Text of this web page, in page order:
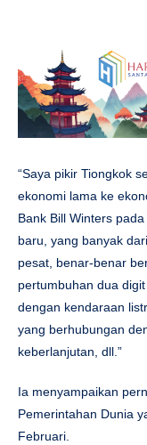
“Saya pikir Tiongkok
ekonomi lama ke
Bank Bill Winters
baru, yang banyak
pesat, benar-benar
pertumbuhan dua
dengan kendaraan
yang berhubungan
keberlanjutan, dll.”
Ia menyampaikan
Pemerintahan Dunia
Februari.